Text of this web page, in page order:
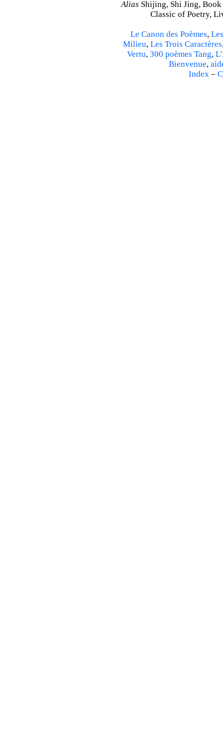
Alias Shijing, Shi Jing,
Classic of Poetry,
Le Canon des Poèmes,
Milieu, Les Trois Caractères
Vertu, 300 poèmes Tang,
Bienvenue,
Index –